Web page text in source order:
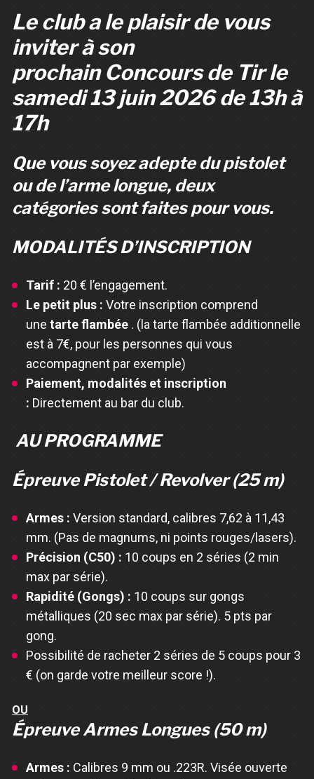
Le club a le plaisir de vous
inviter à son
prochainConcours de Tir le
samedi 13 juin 2026 de 13h à
17h
Que vous soyez adepte du pistolet
ou de l’arme longue, deux
catégories sont faites pour vous.
MODALITÉS D’INSCRIPTION
Tarif : 20 € l’engagement.
Le petit plus : Votre inscription comprend
une tarte flambée. (la tarte flambée additionnelle
est à 7€, pour les personnes qui vous
accompagnent par exemple)
Paiement, modalités et inscription
: Directement au bar du club.
AU PROGRAMME
Épreuve Pistolet / Revolver (25 m)
Armes : Version standard, calibres 7,62 à 11,43
mm. (Pas de magnums, ni points rouges/lasers).
Précision (C50) : 10 coups en 2 séries (2 min
max par série).
Rapidité (Gongs) : 10 coups sur gongs
métalliques (20 sec max par série). 5 pts par
gong.
Possibilité de racheter 2 séries de 5 coups pour 3
€ (on garde votre meilleur score !).
OU
Épreuve Armes Longues (50 m)
Armes : Calibres 9 mm ou .223R. Visée ouverte